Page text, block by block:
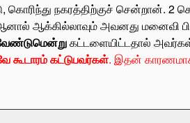
கொரிந்து நகரத்திற்குச் சென்றான். 2
ஆக்கில்லாவும் அவனது மனைவி
கட்டளையிட்டதால் அவர்கள்
கூடாரம் கட்டுபவர்கள். இதன்